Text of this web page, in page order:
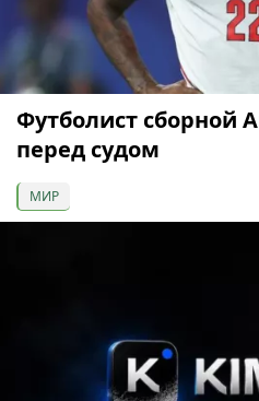
Футболист сборной
перед судом
МИР